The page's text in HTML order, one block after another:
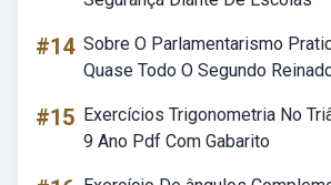
#14 Sobre O Parlamentarismo
Quase Todo O Segundo
#15 Exercícios Trigonometria No
9 Ano Pdf Com Gabarito